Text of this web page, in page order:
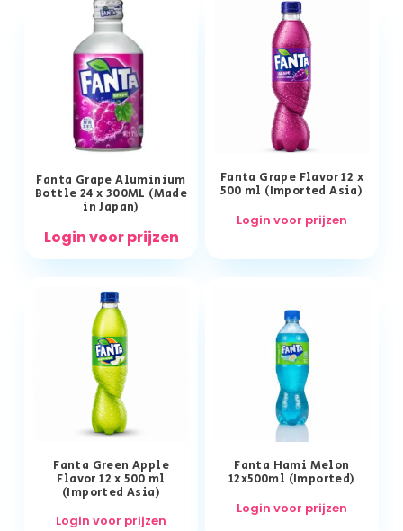
Fanta Grape Aluminium
Bottle 24 x 300ML (Made
in Japan)
Login voor prijzen
Fanta Grape Flavor 12 x
500 ml (Imported Asia)
Login voor prijzen
Fanta Green Apple
Flavor 12 x 500 ml
(Imported Asia)
Login voor prijzen
Fanta Hami Melon
12x500ml (Imported)
Login voor prijzen